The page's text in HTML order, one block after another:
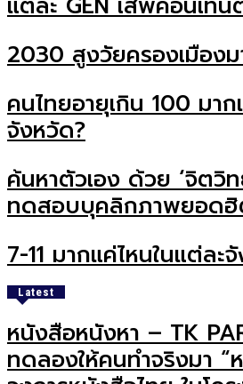
2030 สูงวัยครองเมืองม
คนไทยอายุเกิน 100 มาก
จังหวัด?
ค้นหาตัวเอง ด้วย ‘จิตวิ
ทดสอบบุคลิกภาพยอด
7-11 มากแค่ไหนในแต่ละ
Latest
หนังสือหนังหา – TK
ทดลองให้คนทำจริงมา “